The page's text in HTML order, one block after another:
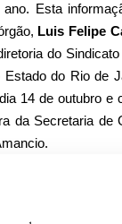
Esta
Luis Felipe
do
do Rio de
14 de outubro e
da Secretaria de